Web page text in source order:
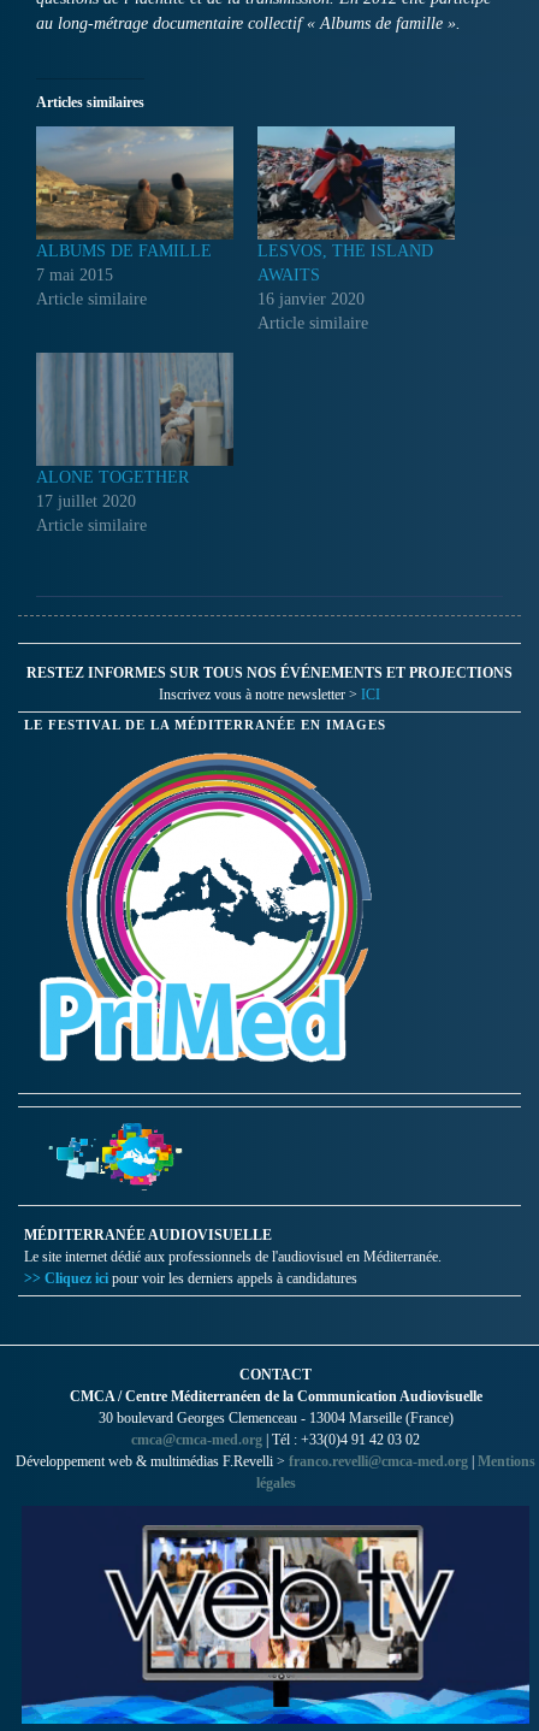
au long-métrage documentaire collectif « Albums de famille ».
Articles similaires
ALBUMS DE FAMILLE
7 mai 2015
Article similaire
LESVOS, THE ISLAND
AWAITS
16 janvier 2020
Article similaire
ALONE TOGETHER
17 juillet 2020
Article similaire
RESTEZ INFORMES SUR TOUS NOS ÉVÉNEMENTS ET PROJECTIONS
Inscrivez vous à notre newsletter > ICI
LE FESTIVAL DE LA MÉDITERRANÉE EN IMAGES
MÉDITERRANÉE AUDIOVISUELLE
Le site internet dédié aux professionnels de l'audiovisuel en Méditerranée.
>> Cliquez ici pour voir les derniers appels à candidatures
CONTACT
CMCA / Centre Méditerranéen de la Communication Audiovisuelle
30 boulevard Georges Clemenceau - 13004 Marseille (France)
cmca@cmca-med.org | Tél : +33(0)4 91 42 03 02
Développement web & multimédias F.Revelli > franco.revelli@cmca-med.org | Mentions
légales